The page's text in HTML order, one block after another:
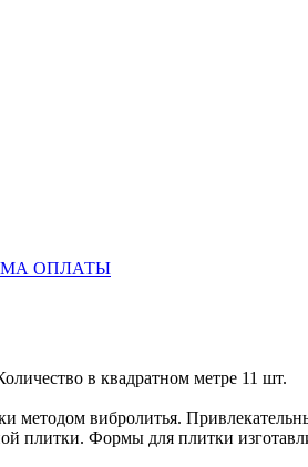
ОПЛАТЫ
в квадратном метре 11 шт.
методом вибролитья.
плитки. Формы для плитки